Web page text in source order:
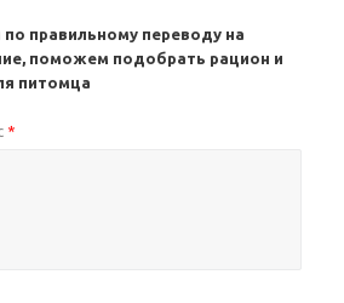
правильному переводу на
поможем подобрать рацион и
питомца
*